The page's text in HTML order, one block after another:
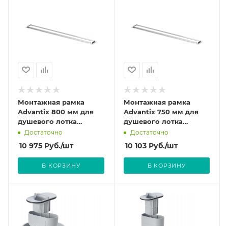
Монтажная рамка
Advantix 800 мм для
душевого лотка
Advantix 745 363
Достаточно
10 975 Руб./шт
В КОРЗИНУ
Монтажная рамка
Advantix 750 мм для
душевого лотка
Advantix 745 356
Достаточно
10 103Руб./шт
В КОРЗИНУ